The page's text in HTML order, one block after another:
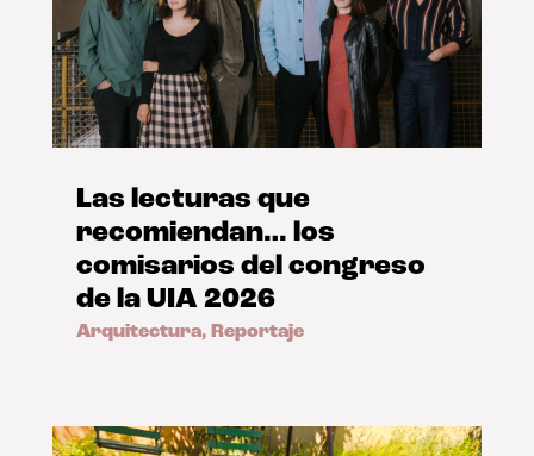
Las lecturas que
recomiendan… los
comisarios del congreso
de la UIA 2026
Arquitectura, Reportaje